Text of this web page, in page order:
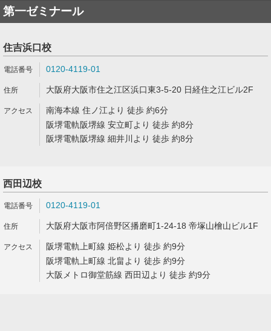
第一ゼミナール
住吉浜口校
0120-4119-01
大阪府大阪市住之江区浜口東3-5-20 日経住之江ビル2F
南海本線 住ノ江より 徒歩 約6分
阪堺電軌阪堺線 安立町より 徒歩 約8分
阪堺電軌阪堺線 細井川より 徒歩 約8分
西田辺校
0120-4119-01
大阪府大阪市阿倍野区播磨町1-24-18 帝塚山檜山ビル1F
阪堺電軌上町線 姫松より 徒歩 約9分
阪堺電軌上町線 北畠より 徒歩 約9分
大阪メトロ御堂筋線 西田辺より 徒歩 約9分